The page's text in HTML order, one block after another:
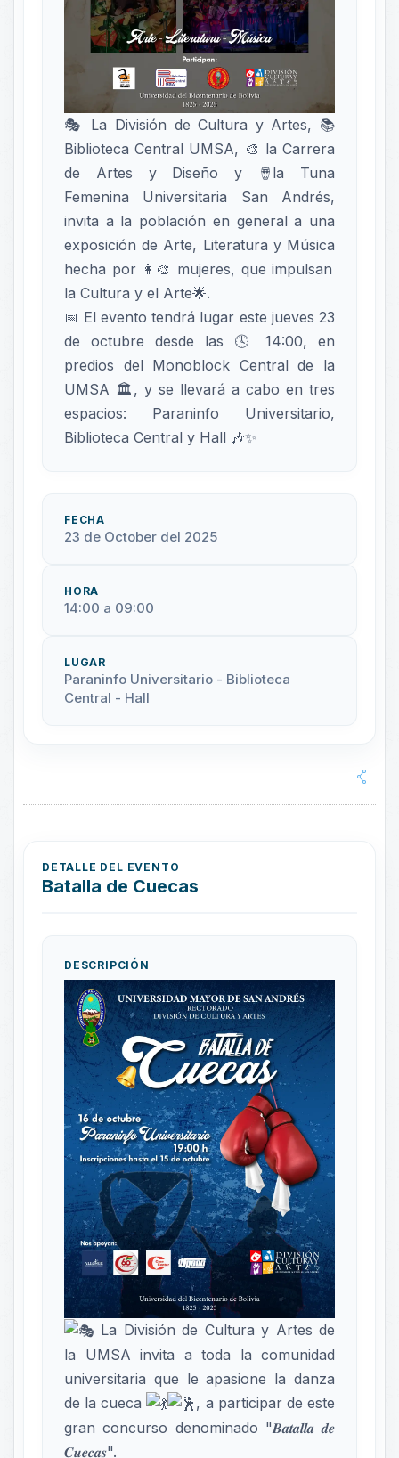
🎭 La División de Cultura y Artes, 📚
Biblioteca Central UMSA, 🎨 la Carrera
de Artes y Diseño y 🪘la Tuna
Femenina Universitaria San Andrés,
invita a la población en general a una
exposición de Arte, Literatura y Música
hecha por 👩‍🎨 mujeres, que impulsan
la Cultura y el Arte🌟.
📅 El evento tendrá lugar este jueves 23
de octubre desde las 🕓 14:00, en
predios del Monoblock Central de la
UMSA 🏛️, y se llevará a cabo en tres
espacios: Paraninfo Universitario,
Biblioteca Central y Hall 🎶✨
FECHA
23 de October del 2025
HORA
14:00 a 09:00
LUGAR
Paraninfo Universitario - Biblioteca
Central - Hall
DETALLE DEL EVENTO
Batalla de Cuecas
DESCRIPCIÓN
La División de Cultura y Artes de
la UMSA invita a toda la comunidad
universitaria que le apasione la danza
de la cueca
, a participar de este
gran concurso denominado "𝑩𝒂𝒕𝒂𝒍𝒍𝒂 𝒅𝒆
𝑪𝒖𝒆𝒄𝒂𝒔".